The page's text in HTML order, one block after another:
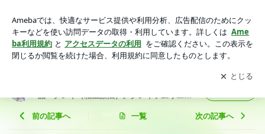
心な自然派化粧品・クレイ（粘土療法）。クレイソムリエ®主
宰。各地で講座・セミナー開催。
アプリをダウンロードして ブログの更新通知
を受け取りまし
ょう。
開く
品・クレイ（粘土療法）。クレイソムリエ®
前の記事へ 一覧 次の記事へ